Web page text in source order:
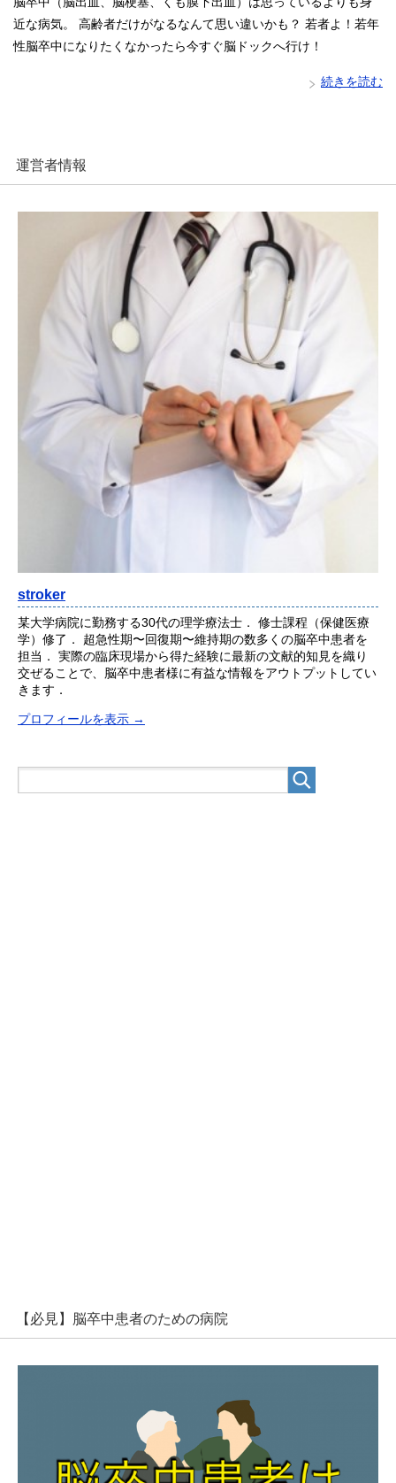
近な病気。 高齢者だけがなるなんて思い違いかも？ 若者よ！若年
性脳卒中になりたくなかったら今すぐ脳ドックへ行け！
続きを読む
運営者情報
stroker
某大学病院に勤務する30代の理学療法士． 修士課程（保健医療
学）修了． 超急性期〜回復期〜維持期の数多くの脳卒中患者を
担当． 実際の臨床現場から得た経験に最新の文献的知見を織り
交ぜることで、脳卒中患者様に有益な情報をアウトプットしてい
きます．
プロフィールを表示 →
【必見】脳卒中患者のための病院